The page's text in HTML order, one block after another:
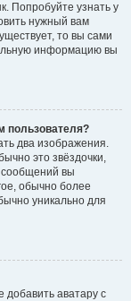
Попробуйте узнать у
нужный вам
то вы сами
информацию вы
пользователя?
два изображения.
это звёздочки,
сообщений вы
обычно более
уникально для
аватару с